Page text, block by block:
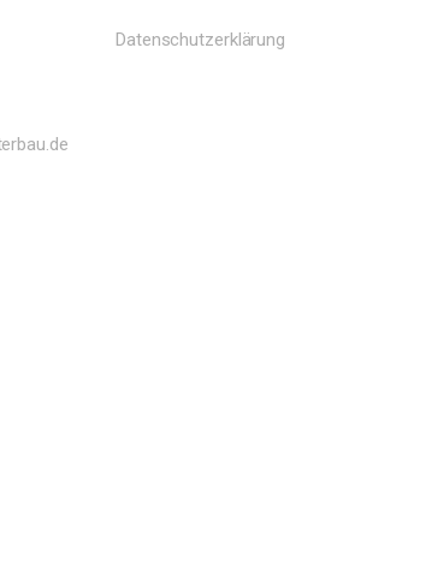
Datenschutzerklärung